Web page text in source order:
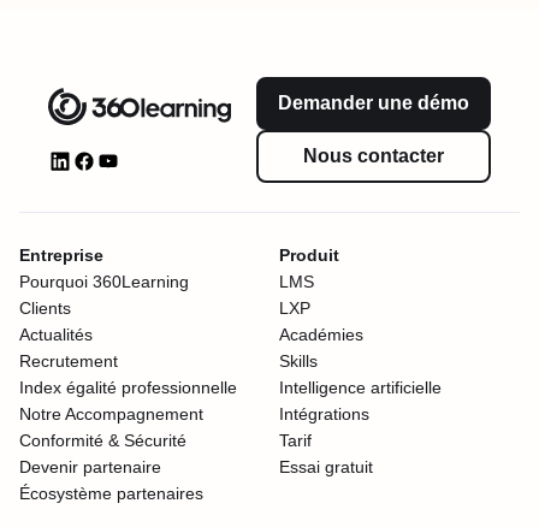
Demander une démo
Nous contacter
Entreprise
Pourquoi 360Learning
Clients
Actualités
Recrutement
Index égalité professionnelle
Notre Accompagnement
Conformité & Sécurité
Devenir partenaire
Écosystème partenaires
Produit
LMS
LXP
Académies
Skills
Intelligence artificielle
Intégrations
Tarif
Essai gratuit